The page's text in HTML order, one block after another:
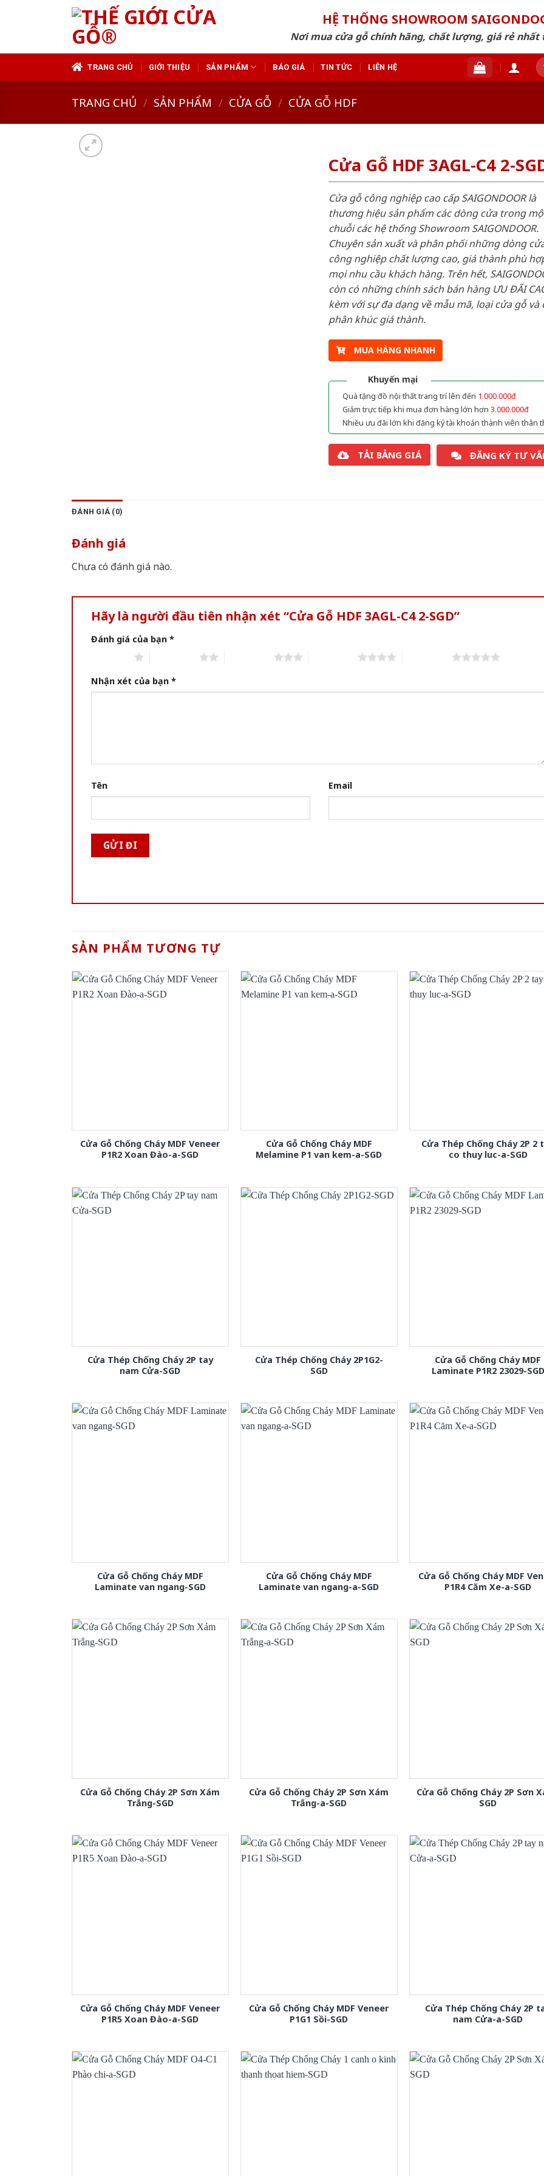
HỆ THỐNG SHOWROOM
Nơi mua cửa gỗ chính hãng, chất lượng, giá rẻ nhất
TRANG CHỦ GIỚI THIỆU SẢN PHẨM BÁO GIÁ TIN TỨC LIÊN HỆ
TRANG CHỦ / SẢN PHẨM / CỬA GỖ / CỬA GỖ HDF
Cửa Gỗ HDF 3AGL-C4 2-
Cửa gỗ công nghiệp cao cấp SAIGONDOOR là
thương hiệu sản phẩm các dòng cửa trong
chuỗi các hệ thống Showroom SAIGONDOOR.
Chuyên sản xuất và phân phối những dòng
công nghiệp chất lượng cao, giá thành phù
mọi nhu cầu khách hàng. Trên hết,
còn có những chính sách bán hàng ƯU ĐÃI
kèm với sự đa dạng về mẫu mã, loại cửa gỗ và
phân khúc giá thành.
MUA HÀNG NHANH
Khuyến mại
Quà tặng đồ nội thất trang trí lên đến 1.000.000đ
Giảm trực tiếp khi mua đơn hàng lớn hơn 3.000.000đ
Nhiều ưu đãi lớn khi đăng ký tài khoản thành viên thân
TẢI BẢNG GIÁ ĐĂNG KÝ TƯ
ĐÁNH GIÁ (0)
Đánh giá
Chưa có đánh giá nào.
Hãy là người đầu tiên nhận xét “Cửa Gỗ HDF 3AGL-C4 2-SGD”
Đánh giá của bạn *
Nhận xét của bạn *
Tên Email
SẢN PHẨM TƯƠNG TỰ
Cửa Gỗ Chống Cháy MDF Veneer
P1R2 Xoan Đào-a-SGD
Cửa Gỗ Chống Cháy MDF
Melamine P1 van kem-a-SGD
Cửa Thép Chống Cháy 2P 2
co thuy luc-a-SGD
Cửa Thép Chống Cháy 2P tay
nam Cửa-SGD
Cửa Thép Chống Cháy 2P1G2-
SGD
Cửa Gỗ Chống Cháy MDF
Laminate P1R2 23029-SGD
Cửa Gỗ Chống Cháy MDF
Laminate van ngang-SGD
Cửa Gỗ Chống Cháy MDF
Laminate van ngang-a-SGD
Cửa Gỗ Chống Cháy MDF
P1R4 Căm Xe-a-SGD
Cửa Gỗ Chống Cháy 2P Sơn Xám
Trắng-SGD
Cửa Gỗ Chống Cháy 2P Sơn Xám
Trắng-a-SGD
Cửa Gỗ Chống Cháy 2P Sơn
SGD
Cửa Gỗ Chống Cháy MDF Veneer
P1R5 Xoan Đào-a-SGD
Cửa Gỗ Chống Cháy MDF Veneer
P1G1 Sồi-SGD
Cửa Thép Chống Cháy 2P
nam Cửa-a-SGD